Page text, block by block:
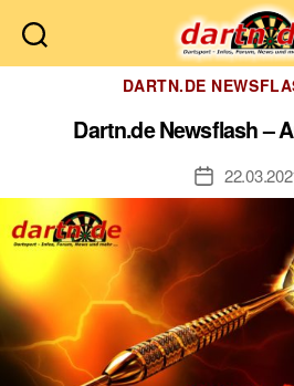
DARTN.DE
Dartn.de Newsflash –